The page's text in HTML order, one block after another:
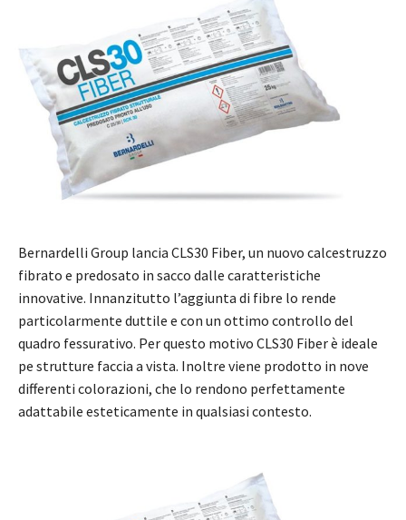
Bernardelli Group lancia CLS30 Fiber, un nuovo calcestruzzo
fibrato e predosato in sacco dalle caratteristiche
innovative. Innanzitutto l’aggiunta di fibre lo rende
particolarmente duttile e con un ottimo controllo del
quadro fessurativo. Per questo motivo CLS30 Fiber è ideale
pe strutture faccia a vista. Inoltre viene prodotto in nove
differenti colorazioni, che lo rendono perfettamente
adattabile esteticamente in qualsiasi contesto.